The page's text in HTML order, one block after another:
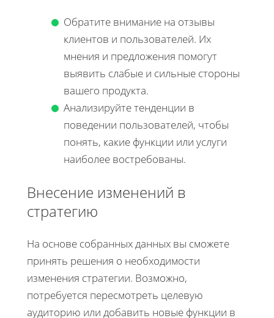
Обратите внимание на отзывы
клиентов и пользователей. Их
мнения и предложения помогут
выявить слабые и сильные стороны
вашего продукта.
Анализируйте тенденции в
поведении пользователей, чтобы
понять, какие функции или услуги
наиболее востребованы.
Внесение изменений в
стратегию
На основе собранных данных вы сможете
принять решения о необходимости
изменения стратегии. Возможно,
потребуется пересмотреть целевую
аудиторию или добавить новые функции в